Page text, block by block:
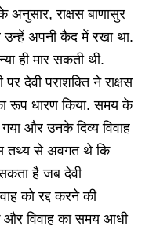
अनुसार, राक्षस बाणासुर
अपनी कैद में रखा था.
ही मार सकती थी.
देवी पराशक्ति ने राक्षस
रूप धारण किया. समय के
और उनके दिव्य विवाह
तथ्य से अवगत थे कि
सकता है जब देवी
को रद्द करने की
विवाह का समय आधी